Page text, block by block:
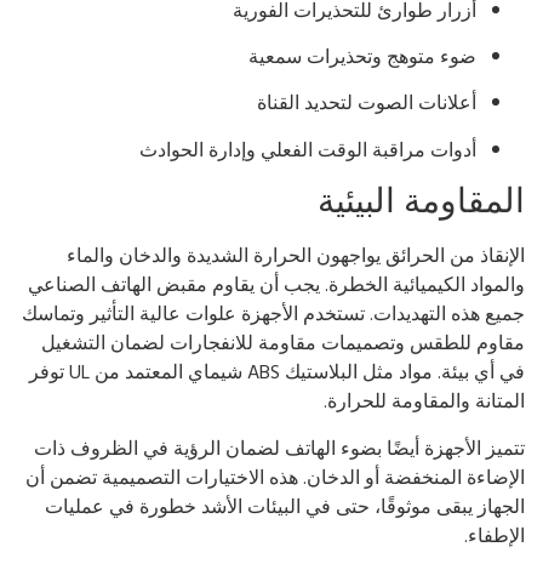
أزرار طوارئ للتحذيرات الفورية
ضوء متوهج وتحذيرات سمعية
أعلانات الصوت لتحديد القناة
أدوات مراقبة الوقت الفعلي وإدارة الحوادث
البيئية
من الحرائق يواجهون الحرارة الشديدة والدخان والماء
الكيميائية الخطرة. يجب أن يقاوم مقبض الهاتف الصناعي
هذه التهديدات. تستخدم الأجهزة علوات عالية التأثير وتماسك
للطقس وتصميمات مقاومة للانفجارات لضمان التشغيل
في أي بيئة. مواد مثل البلاستيك ABS شيماي المعتمد من UL توفر
والمقاومة للحرارة.
الأجهزة أيضًا بضوء الهاتف لضمان الرؤية في الظروف ذات
المنخفضة أو الدخان. هذه الاختيارات التصميمية تضمن أن
يبقى موثوقًا، حتى في البيئات الأشد خطورة في عمليات